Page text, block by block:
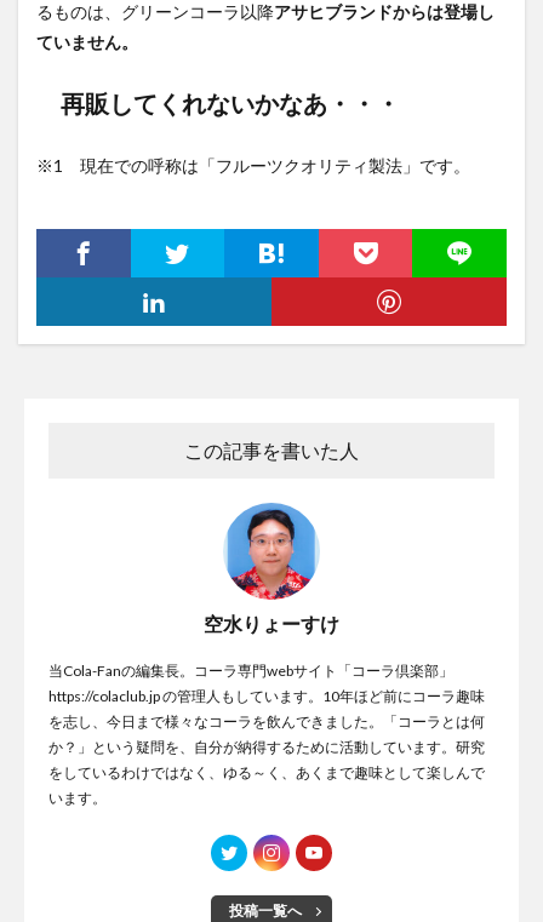
るものは、グリーンコーラ以降アサヒブランドからは登場し
ていません。
再販してくれないかなあ・・・
※1 現在での呼称は「フルーツクオリティ製法」です。
この記事を書いた人
空水りょーすけ
当Cola-Fanの編集長。コーラ専門webサイト「コーラ倶楽部」
https://colaclub.jp の管理人もしています。10年ほど前にコーラ趣味
を志し、今日まで様々なコーラを飲んできました。「コーラとは何
か？」という疑問を、自分が納得するために活動しています。研究
をしているわけではなく、ゆる～く、あくまで趣味として楽しんで
います。
投稿一覧へ